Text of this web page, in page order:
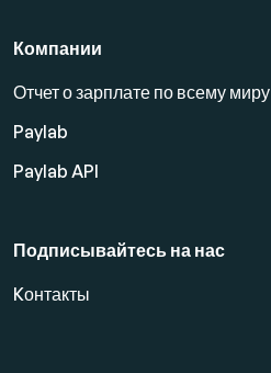
Компании
Отчет о зарплате по всему миру
Paylab
Paylab API
Подписывайтесь на нас
Kонтакты